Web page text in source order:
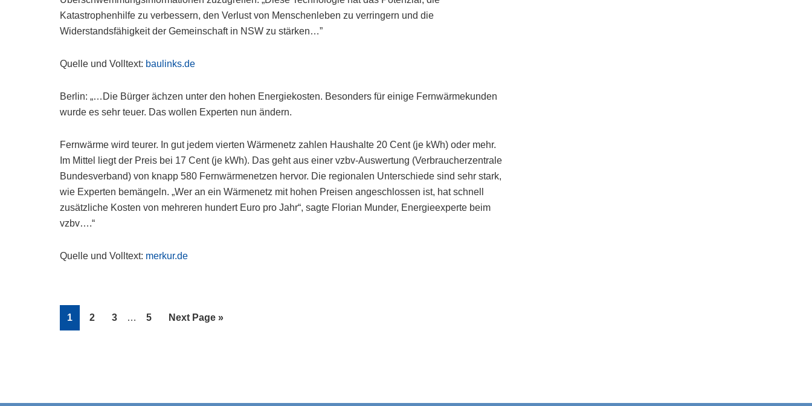
Katastrophenhilfe zu verbessern, den Verlust von Menschenleben zu verringern und die
Widerstandsfähigkeit der Gemeinschaft in NSW zu stärken…”
Quelle und Volltext: baulinks.de
Berlin: „…Die Bürger ächzen unter den hohen Energiekosten. Besonders für einige Fernwärmekunden
wurde es sehr teuer. Das wollen Experten nun ändern.
Fernwärme wird teurer. In gut jedem vierten Wärmenetz zahlen Haushalte 20 Cent (je kWh) oder mehr.
Im Mittel liegt der Preis bei 17 Cent (je kWh). Das geht aus einer vzbv-Auswertung (Verbraucherzentrale
Bundesverband) von knapp 580 Fernwärmenetzen hervor. Die regionalen Unterschiede sind sehr stark,
wie Experten bemängeln. „Wer an ein Wärmenetz mit hohen Preisen angeschlossen ist, hat schnell
zusätzliche Kosten von mehreren hundert Euro pro Jahr“, sagte Florian Munder, Energieexperte beim
vzbv….“
Quelle und Volltext: merkur.de
Page
1 Page
2 Page
3
Interim
… Page
5
Go
Next Page »